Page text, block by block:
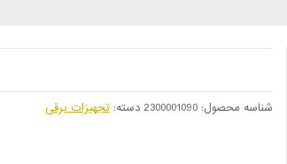
شناسه محصول:2300001090 دسته:تجهیزات برقی